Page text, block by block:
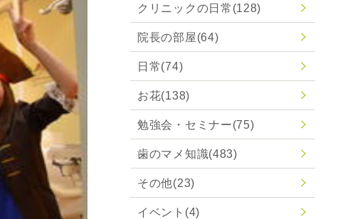
クリニックの日常 (128)
院長の部屋(64)
日常(74)
お花(138)
勉強会・セミナー(75)
歯のマメ知識(483)
その他(23)
イベント (4)